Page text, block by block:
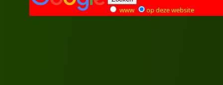
www op deze website